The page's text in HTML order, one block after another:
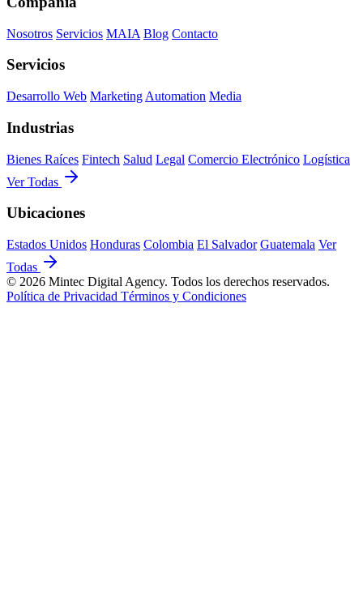
Nosotros Servicios MAIA Blog Contacto
Servicios
Desarrollo Web Marketing Automation Media
Industrias
Bienes Raíces Fintech Salud Legal Comercio Electrónico Logística
Ver Todas
Ubicaciones
Estados Unidos Honduras Colombia El Salvador Guatemala Ver
Todas
© 2026 Mintec Digital Agency. Todos los derechos reservados.
Política de Privacidad Términos y Condiciones